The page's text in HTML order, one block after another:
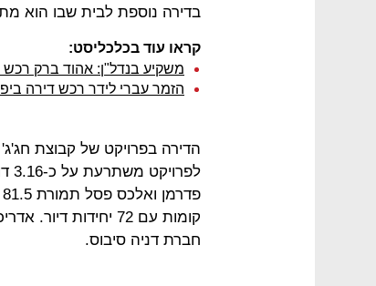
בדירה נוספת לבית שבו הוא
קראו עוד בכלכליסט:
משקיע בנדל"ן: אהוד ברק רכש 5 דירות בפרויקט בת"א
הזמר עברי לידר רכש דירה ביפו ב-1.74
הדירה בפרויקט של קבוצת
קומות עם 72 יחידות
חברת דניה סיבוס.